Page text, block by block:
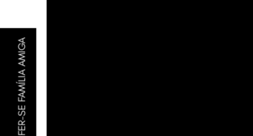
FER-SE FAMÍLIA AMIGA